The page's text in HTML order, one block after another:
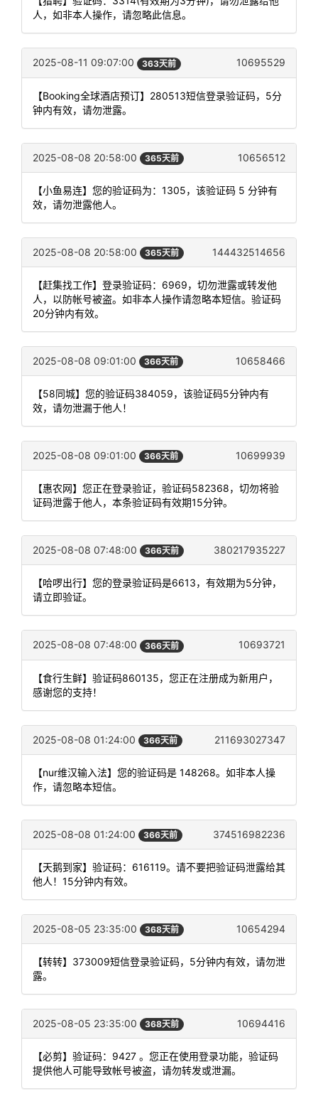
人，如非本人操作，请忽略此信息。
2025-08-11 09:07:00 363天前 10695529
【Booking全球酒店预订】280513短信登录验证码，5分
钟内有效，请勿泄露。
2025-08-08 20:58:00 365天前 10656512
【小鱼易连】您的验证码为：1305，该验证码 5 分钟有
效，请勿泄露他人。
2025-08-08 20:58:00 365天前 144432514656
【赶集找工作】登录验证码：6969，切勿泄露或转发他
人，以防帐号被盗。如非本人操作请忽略本短信。验证码
20分钟内有效。
2025-08-08 09:01:00 366天前 10658466
【58同城】您的验证码384059，该验证码5分钟内有
效，请勿泄漏于他人！
2025-08-08 09:01:00 366天前 10699939
【惠农网】您正在登录验证，验证码582368，切勿将验
证码泄露于他人，本条验证码有效期15分钟。
2025-08-08 07:48:00 366天前 380217935227
【哈啰出行】您的登录验证码是6613，有效期为5分钟，
请立即验证。
2025-08-08 07:48:00 366天前 10693721
【食行生鲜】验证码860135，您正在注册成为新用户，
感谢您的支持！
2025-08-08 01:24:00 366天前 211693027347
【nur维汉输入法】您的验证码是 148268。如非本人操
作，请忽略本短信。
2025-08-08 01:24:00 366天前 374516982236
【天鹅到家】验证码：616119。请不要把验证码泄露给其
他人！15分钟内有效。
2025-08-05 23:35:00 368天前 10654294
【转转】373009短信登录验证码，5分钟内有效，请勿泄
露。
2025-08-05 23:35:00 368天前 10694416
【必剪】验证码：9427 。您正在使用登录功能，验证码
提供他人可能导致帐号被盗，请勿转发或泄漏。